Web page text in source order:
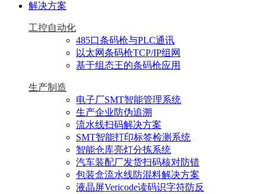
解决方案
工控自动化
485口条码枪与PLC通讯
以太网条码枪TCP/IP组网
基于组态王的条码枪应用
生产制造
电子厂SMT智能管理系统
生产企业防伪追溯
流水线扫码解决方案
SMT智能打印标签检测系统
智能仓库亮灯分拣系统
汽车装配厂发货扫码核对防错
包装盒流水线防混料解决方案
液晶屏Vericode读码识字符防反